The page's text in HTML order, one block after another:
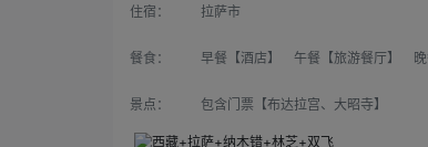
住宿： 拉萨市
餐食： 早餐【酒店】 午餐【旅游餐厅】 晚
景点： 包含门票【布达拉宫、大昭寺】